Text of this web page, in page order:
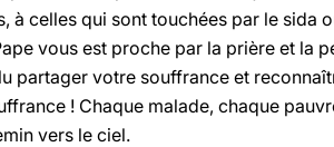
celles qui sont touchées par le sida
vous est proche par la prière et la
partager votre souffrance et
! Chaque malade, chaque
vers le ciel.